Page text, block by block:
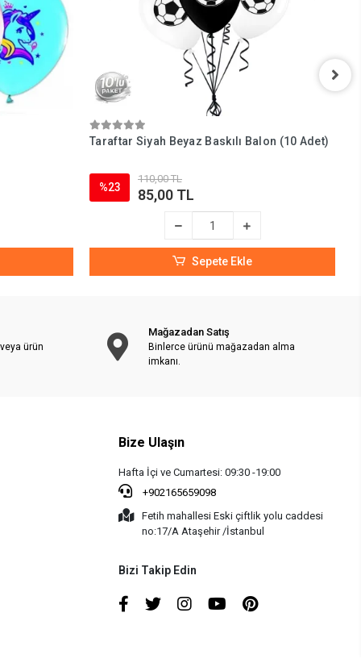
Taraftar Siyah Beyaz Baskılı Balon (10 Adet)
%23
110,00 TL
85,00 TL
Sepete Ekle
ürün
Mağazadan Satış
Binlerce ürünü mağazadan alma
imkanı.
Bize Ulaşın
Hafta İçi ve Cumartesi: 09:30 -19:00
+902165659098
Fetih mahallesi Eski çiftlik yolu caddesi
no:17/A Ataşehir /İstanbul
Bizi Takip Edin